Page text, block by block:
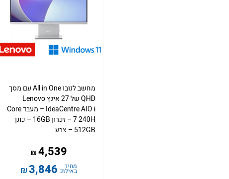
מחשב לנובו All in One עם מסך
QHD של 27 אינץ Lenovo
IdeaCentre AIO i – מעבד Core
7 240H – זכרון 16GB – כונן
512GB – צבע...
4,539
₪
מחיר
באילת: 3,846
₪